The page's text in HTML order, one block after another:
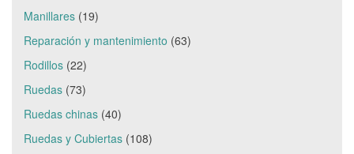
Manillares (19)
Reparación y mantenimiento (63)
Rodillos (22)
Ruedas (73)
Ruedas chinas (40)
Ruedas y Cubiertas (108)